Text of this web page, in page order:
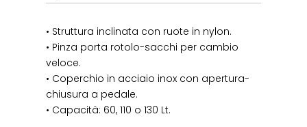
• Struttura inclinata con ruote in nylon.
• Pinza porta rotolo-sacchi per cambio
veloce.
• Coperchio in acciaio inox con apertura-
chiusura a pedale.
• Capacità: 60, 110 o 130 Lt.